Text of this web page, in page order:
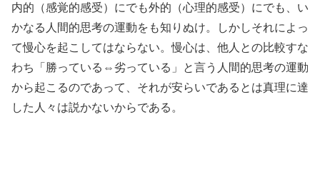
内的（感覚的感受）にでも外的（心理的感受）にでも、い
かなる人間的思考の運動をも知りぬけ。しかしそれによっ
て慢心を起こしてはならない。慢心は、他人との比較すな
わち「勝っている⇔劣っている」と言う人間的思考の運動
から起こるのであって、それが安らいであるとは真理に達
した人々は説かないからである。